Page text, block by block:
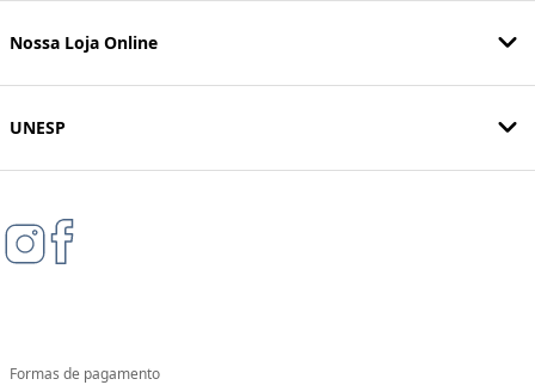
Nossa Loja Online
UNESP
Formas de pagamento